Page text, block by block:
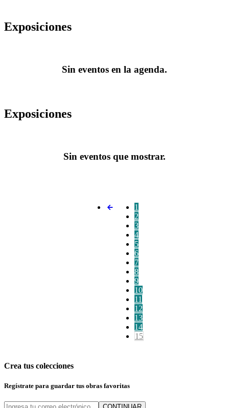
Exposiciones
Sin eventos en la agenda.
Exposiciones
Sin eventos que mostrar.
1
2
3
4
5
6
7
8
9
10
11
12
13
14
15
Crea tus colecciones
Regístrate para guardar tus obras favoritas